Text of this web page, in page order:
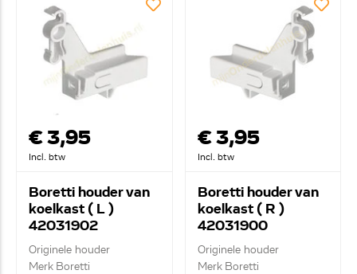
€ 3,95
Incl. btw
Boretti houder van
koelkast ( L )
42031902
Originele houder
Merk Boretti
€ 3,95
Incl. btw
Boretti houder van
koelkast ( R )
42031900
Originele houder
Merk Boretti